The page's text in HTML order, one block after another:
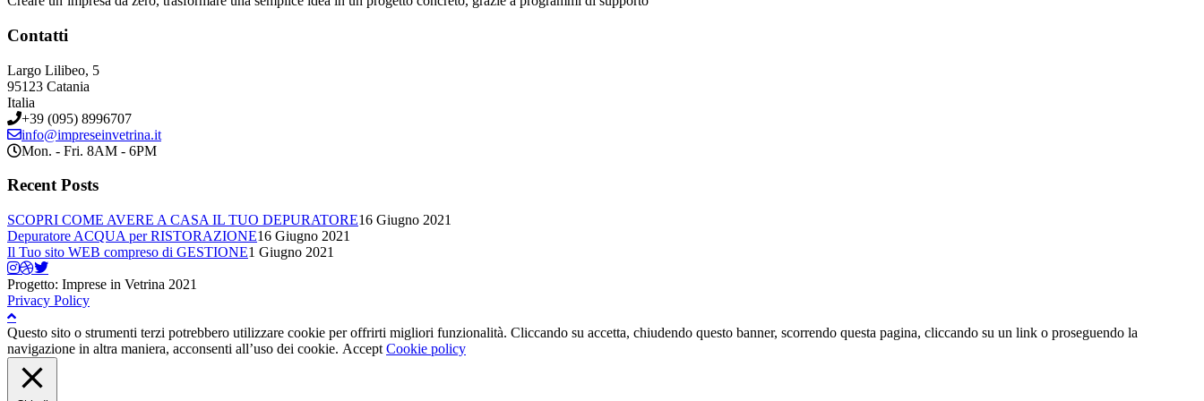
Contatti
Largo Lilibeo, 5
95123 Catania
Italia
+39 (095) 8996707
info@impreseinvetrina.it
Mon. - Fri. 8AM - 6PM
Recent Posts
SCOPRI COME AVERE A CASA IL TUO DEPURATORE16 Giugno 2021
Depuratore ACQUA per RISTORAZIONE16 Giugno 2021
Il Tuo sito WEB compreso di GESTIONE1 Giugno 2021
Progetto: Imprese in Vetrina 2021
Privacy Policy
Questo sito o strumenti terzi potrebbero utilizzare cookie per offrirti migliori funzionalità. Cliccando su accetta, chiudendo questo banner, scorrendo questa pagina, cliccando su un link o proseguendo la
navigazione in altra maniera, acconsenti all’uso dei cookie. Accept Cookie policy